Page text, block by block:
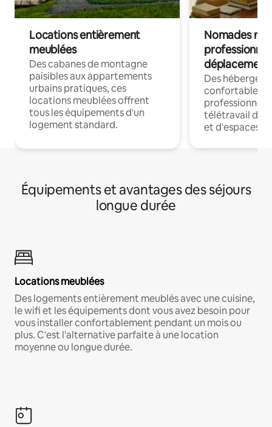
Locations entièrement
meublées
Des cabanes de montagne
paisibles aux appartements
urbains pratiques, ces
locations meublées offrent
tous les équipements d'un
logement standard.
Nomades
déplacement
Des
confortables
professionnels
télétravail
et d'espaces
Équipements et avantages des séjours
longue durée
Locations meublées
Des logements entièrement meublés avec une cuisine,
le wifi et les équipements dont vous avez besoin pour
vous installer confortablement pendant un mois ou
plus. C'est l'alternative parfaite à une location
moyenne ou longue durée.